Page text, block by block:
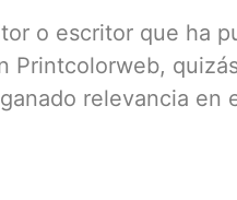
o escritor que ha
Printcolorweb,
relevancia en